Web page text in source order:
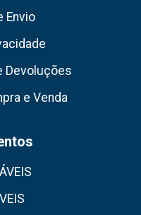
Envio
Devoluções
e Venda